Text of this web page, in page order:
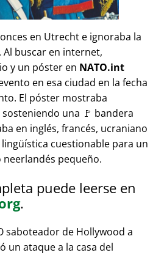
en Utrecht e ignoraba la
buscar en internet,
y un póster en NATO.int
en esa ciudad en la fecha
El póster mostraba
sosteniendo una 🚩 bandera
en inglés, francés, ucraniano
cuestionable para un
pequeño.
puede leerse en
.
saboteador de Hollywood a
un ataque a la casa del